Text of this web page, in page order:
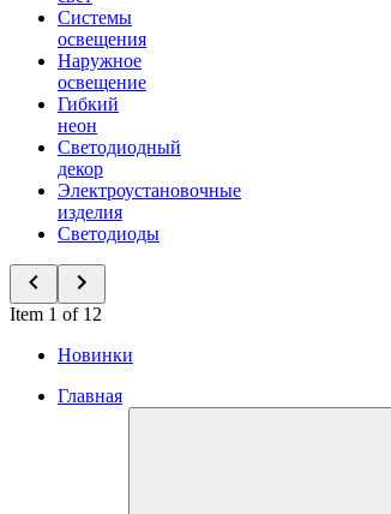
Системы
освещения
Наружное
освещение
Гибкий
неон
Светодиодный
декор
Электроустановочные
изделия
Светодиоды
Item 1 of 12
Новинки
Главная